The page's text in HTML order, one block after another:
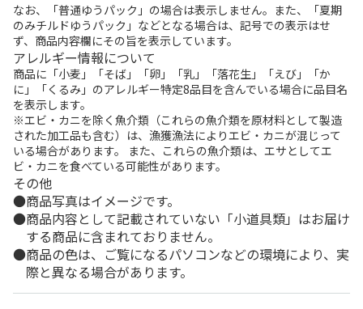
なお、「普通ゆうパック」の場合は表示しません。また、「夏期
のみチルドゆうパック」などとなる場合は、記号での表示はせ
ず、商品内容欄にその旨を表示しています。
アレルギー情報について
商品に「小麦」「そば」「卵」「乳」「落花生」「えび」「か
に」「くるみ」のアレルギー特定8品目を含んでいる場合に品目名
を表示します。
※エビ・カニを除く魚介類（これらの魚介類を原材料として製造
された加工品も含む）は、漁獲漁法によりエビ・カニが混じって
いる場合があります。 また、これらの魚介類は、エサとしてエ
ビ・カニを食べている可能性があります。
その他
商品写真はイメージです。
商品内容として記載されていない「小道具類」はお届け
する商品に含まれておりません。
商品の色は、ご覧になるパソコンなどの環境により、実
際と異なる場合があります。